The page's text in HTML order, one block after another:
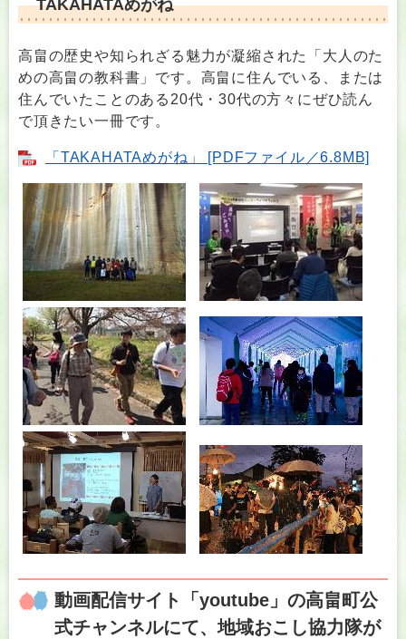
TAKAHATAめがね
高畠の歴史や知られざる魅力が凝縮された「大人のた
めの高畠の教科書」です。高畠に住んでいる、または
住んでいたことのある20代・30代の方々にぜひ読ん
で頂きたい一冊です。
「TAKAHATAめがね」 [PDFファイル／6.8MB]
動画配信サイト「youtube」の高畠町公
式チャンネルにて、地域おこし協力隊が